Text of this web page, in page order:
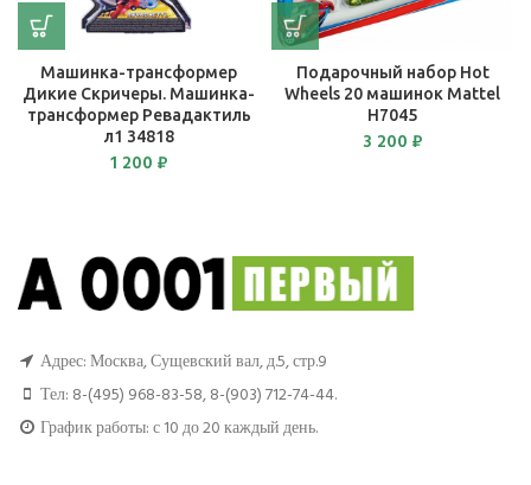
Машинка-трансформер
Дикие Скричеры. Машинка-
трансформер Ревадактиль
л1 34818
1 200 ₽
Подарочный набор Hot
Wheels 20 машинок Mattel
H7045
3 200 ₽
Адрес: Москва, Сущевский вал, д.5, стр.9
Тел: 8-(495) 968-83-58,8-(903) 712-74-44.
График работы: с 10 до 20 каждый день.